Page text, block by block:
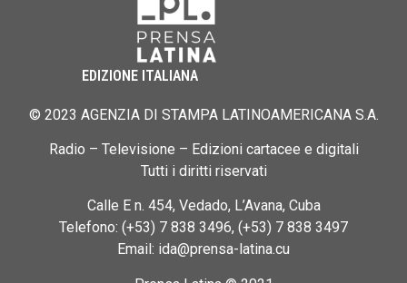
EDIZIONE ITALIANA
© 2023 AGENZIA DI STAMPA LATINOAMERICANA S.A.
Radio – Televisione – Edizioni cartacee e digitali
Tutti i diritti riservati
Calle E n. 454, Vedado, L’Avana, Cuba
Telefono: (+53) 7 838 3496, (+53) 7 838 3497
Email: ida@prensa-latina.cu